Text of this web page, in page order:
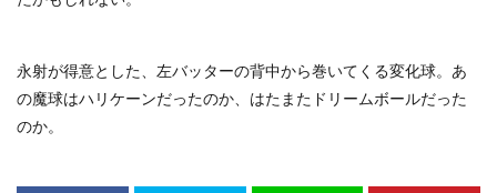
永射が得意とした、左バッターの背中から巻いてくる変化球。あ
の魔球はハリケーンだったのか、はたまたドリームボールだった
のか。